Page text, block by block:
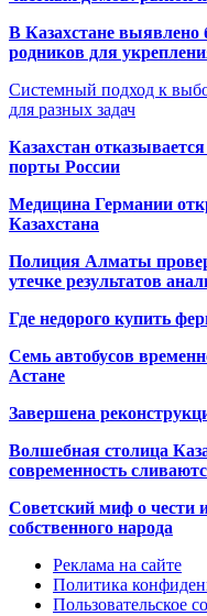
В Казахстане выявлено
родников для
Системный подход к
для разных задач
Казахстан
порты России
Медицина Германии
Казахстана
Полиция Алматы
утечке результатов
Где недорого купить
Семь автобусов
Астане
Завершена
Волшебная столица
современность
Советский миф о чести
собственного народа
Реклама на сайте
Политика
Пользовательское